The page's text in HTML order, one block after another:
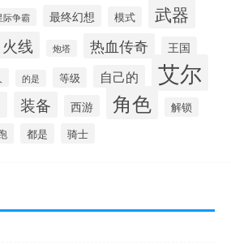
际争霸 最终幻想 模式 武器
火线 炮塔 热血传奇 王国
的是 等级 自己的 艾尔
装备 西游 角色 解锁
都是 骑士